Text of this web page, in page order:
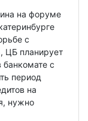
на форуме
с
ЦБ планирует
банкомате с
период
на
нужно